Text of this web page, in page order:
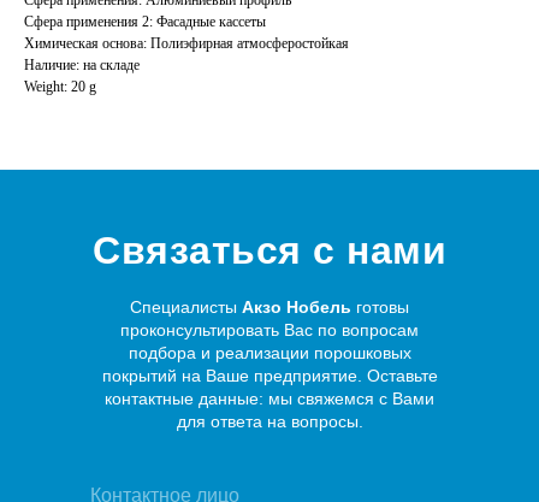
Сфера применения 2: Фасадные кассеты
Химическая основа: Полиэфирная атмосферостойкая
Наличие: на складе
Weight: 20 g
Специалисты Акзо Нобель готовы
проконсультировать Вас по вопросам
подбора и реализации порошковых
покрытий на Ваше предприятие. Оставьте
контактные данные: мы свяжемся с Вами
для ответа на вопросы.
Связаться с нами